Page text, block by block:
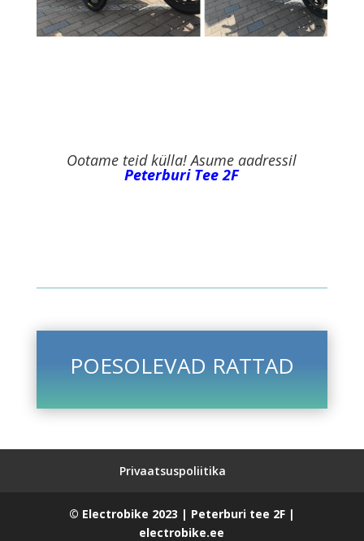
Ootame teid külla! Asume aadressil
Peterburi Tee 2F
POESOLEVAD RATTAD
Privaatsuspoliitika
© Electrobike 2023 | Peterburi tee 2F |
electrobike.ee